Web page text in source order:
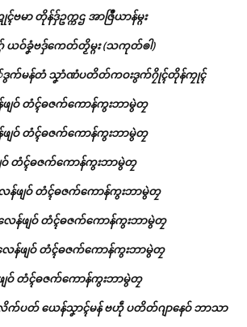
ာ တိုန်ဒှ်ဥက္ကဌ အာဇြဳယာန်မ္ဂး
ယဝ်ခၞံဗဒှ်ကေတ်တၟိမ္ဂး (သကုတ်ၜါ)
က်မန်တံ သၞာံဏံပတိတ်ကဝးဒွက်ဂၠိုၚ်တိုန်ကၠုၚ်
ျဝ် တံၚ်ဓဇက်ကောန်ကွးဘာမွဲတၠ
ျဝ် တံၚ်ဓဇက်ကောန်ကွးဘာမွဲတၠ
ဝ် တံၚ်ဓဇက်ကောန်ကွးဘာမွဲတၠ
န်ဖျဝ် တံၚ်ဓဇက်ကောန်ကွးဘာမွဲတၠ
ေန်ဖျဝ် တံၚ်ဓဇက်ကောန်ကွးဘာမွဲတၠ
န်ဖျဝ် တံၚ်ဓဇက်ကောန်ကွးဘာမွဲတၠ
ဝ် တံၚ်ဓဇက်ကောန်ကွးဘာမွဲတၠ
က်ပတ် ယေန်သၞာၚ်မန် ဗဟဵု ပတိတ်ဂျာနေဝ် ဘာသာ